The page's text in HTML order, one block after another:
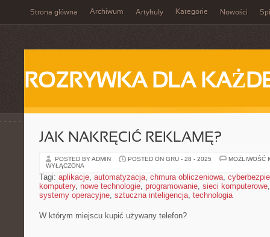
Strona główna Archiwum Artykuły Kategorie Nowości
ROZRYWKA DLA
JAK NAKRĘCIĆ REKLAMĘ?
POSTED BY ADMIN POSTED ON GRU - 28 - 2025
MOŻLIWOŚĆ
WYŁĄCZONA
Tagi: aplikacje, automatyzacja, chmura obliczeniowa,
komputery, nowe technologie, programowanie, sieci komputerowe
systemy operacyjne, sztuczna inteligencja, technologia
W którym miejscu kupić używany telefon?